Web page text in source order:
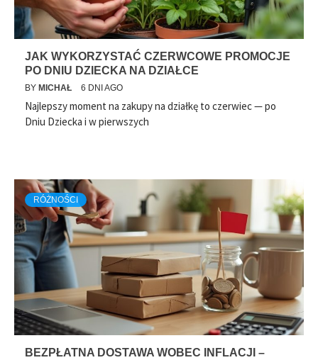
JAK WYKORZYSTAĆ CZERWCOWE PROMOCJE
PO DNIU DZIECKA NA DZIAŁCE
BY MICHAŁ 6 DNI AGO
Najlepszy moment na zakupy na działkę to czerwiec — po
Dniu Dziecka i w pierwszych
RÓŻNOŚCI
BEZPŁATNA DOSTAWA WOBEC INFLACJI –